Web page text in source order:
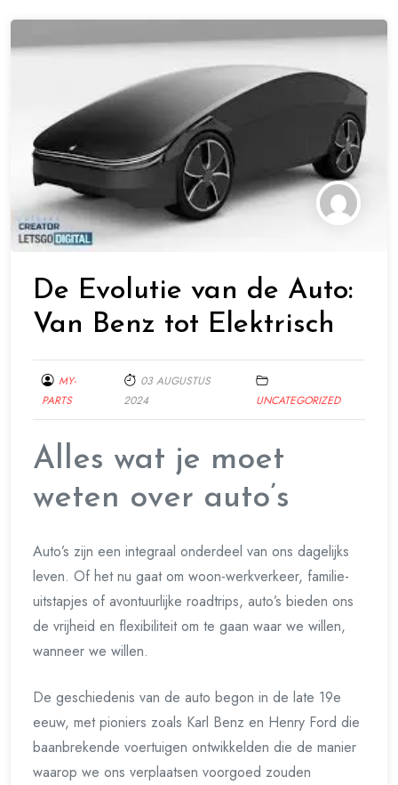
De Evolutie van de Auto:
Van Benz tot Elektrisch
MY-
PARTS
03 AUGUSTUS
2024
UNCATEGORIZED
Alles wat je moet
weten over auto’s
Auto’s zijn een integraal onderdeel van ons dagelijks
leven. Of het nu gaat om woon-werkverkeer, familie-
uitstapjes of avontuurlijke roadtrips, auto’s bieden ons
de vrijheid en flexibiliteit om te gaan waar we willen,
wanneer we willen.
De geschiedenis van de auto begon in de late 19e
eeuw, met pioniers zoals Karl Benz en Henry Ford die
baanbrekende voertuigen ontwikkelden die de manier
waarop we ons verplaatsen voorgoed zouden